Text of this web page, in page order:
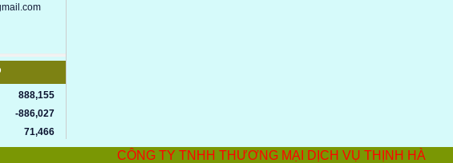
888,155
-886,027
71,466
CÔNG TY TNHH THƯƠNG MẠI DỊCH VỤ THỊNH HÀ